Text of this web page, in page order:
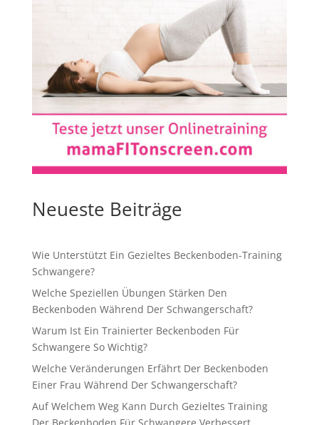
Neueste Beiträge
Wie Unterstützt Ein Gezieltes Beckenboden-Training
Schwangere?
Welche Speziellen Übungen Stärken Den
Beckenboden Während Der Schwangerschaft?
Warum Ist Ein Trainierter Beckenboden Für
Schwangere So Wichtig?
Welche Veränderungen Erfährt Der Beckenboden
Einer Frau Während Der Schwangerschaft?
Auf Welchem Weg Kann Durch Gezieltes Training